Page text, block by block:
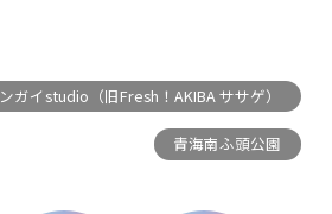
ガイstudio（旧Fresh！AKIBA ササゲ）
青海南ふ頭公園